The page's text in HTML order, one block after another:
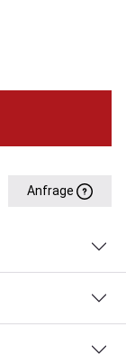
Anfrage